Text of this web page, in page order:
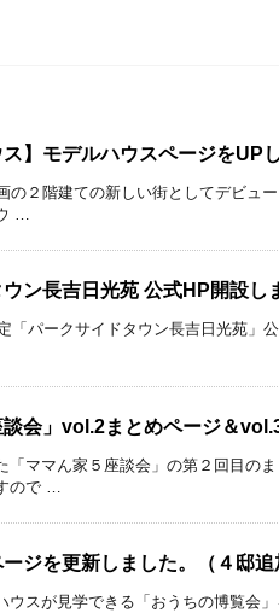
ス】モデルハウスページをUP
の２階建ての新しい街としてデビュ
…
ン長吉日光苑 公式HP開設し
「パークサイドタウン長吉日光苑」
談会」vol.2まとめページ＆
「ママん家５座談会」の第２回目の
ので …
ジを更新しました。（４邸追
ウスが見学できる「おうちの博覧会